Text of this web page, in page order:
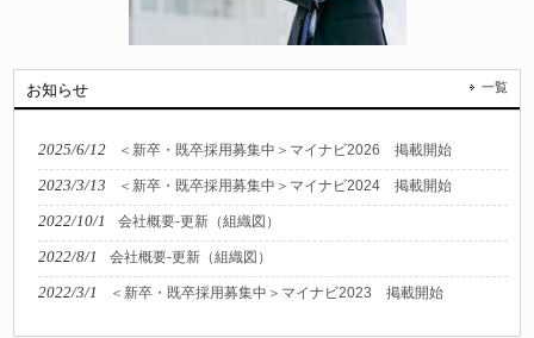
お知らせ 一覧
2025/6/12 ＜新卒・既卒採用募集中＞マイナビ2026 掲載開始
2023/3/13 ＜新卒・既卒採用募集中＞マイナビ2024 掲載開始
2022/10/1 会社概要-更新（組織図）
2022/8/1 会社概要-更新（組織図）
2022/3/1 ＜新卒・既卒採用募集中＞マイナビ2023 掲載開始